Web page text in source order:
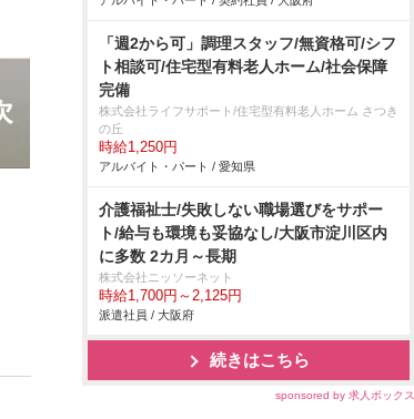
「週2から可」調理スタッフ/無資格可/シフ
ト相談可/住宅型有料老人ホーム/社会保障
完備
株式会社ライフサポート/住宅型有料老人ホーム さつき
の丘
時給1,250円
アルバイト・パート / 愛知県
介護福祉士/失敗しない職場選びをサポー
ト/給与も環境も妥協なし/大阪市淀川区内
に多数 2カ月～長期
株式会社ニッソーネット
時給1,700円～2,125円
派遣社員 / 大阪府
続きはこちら
sponsored by 求人ボックス